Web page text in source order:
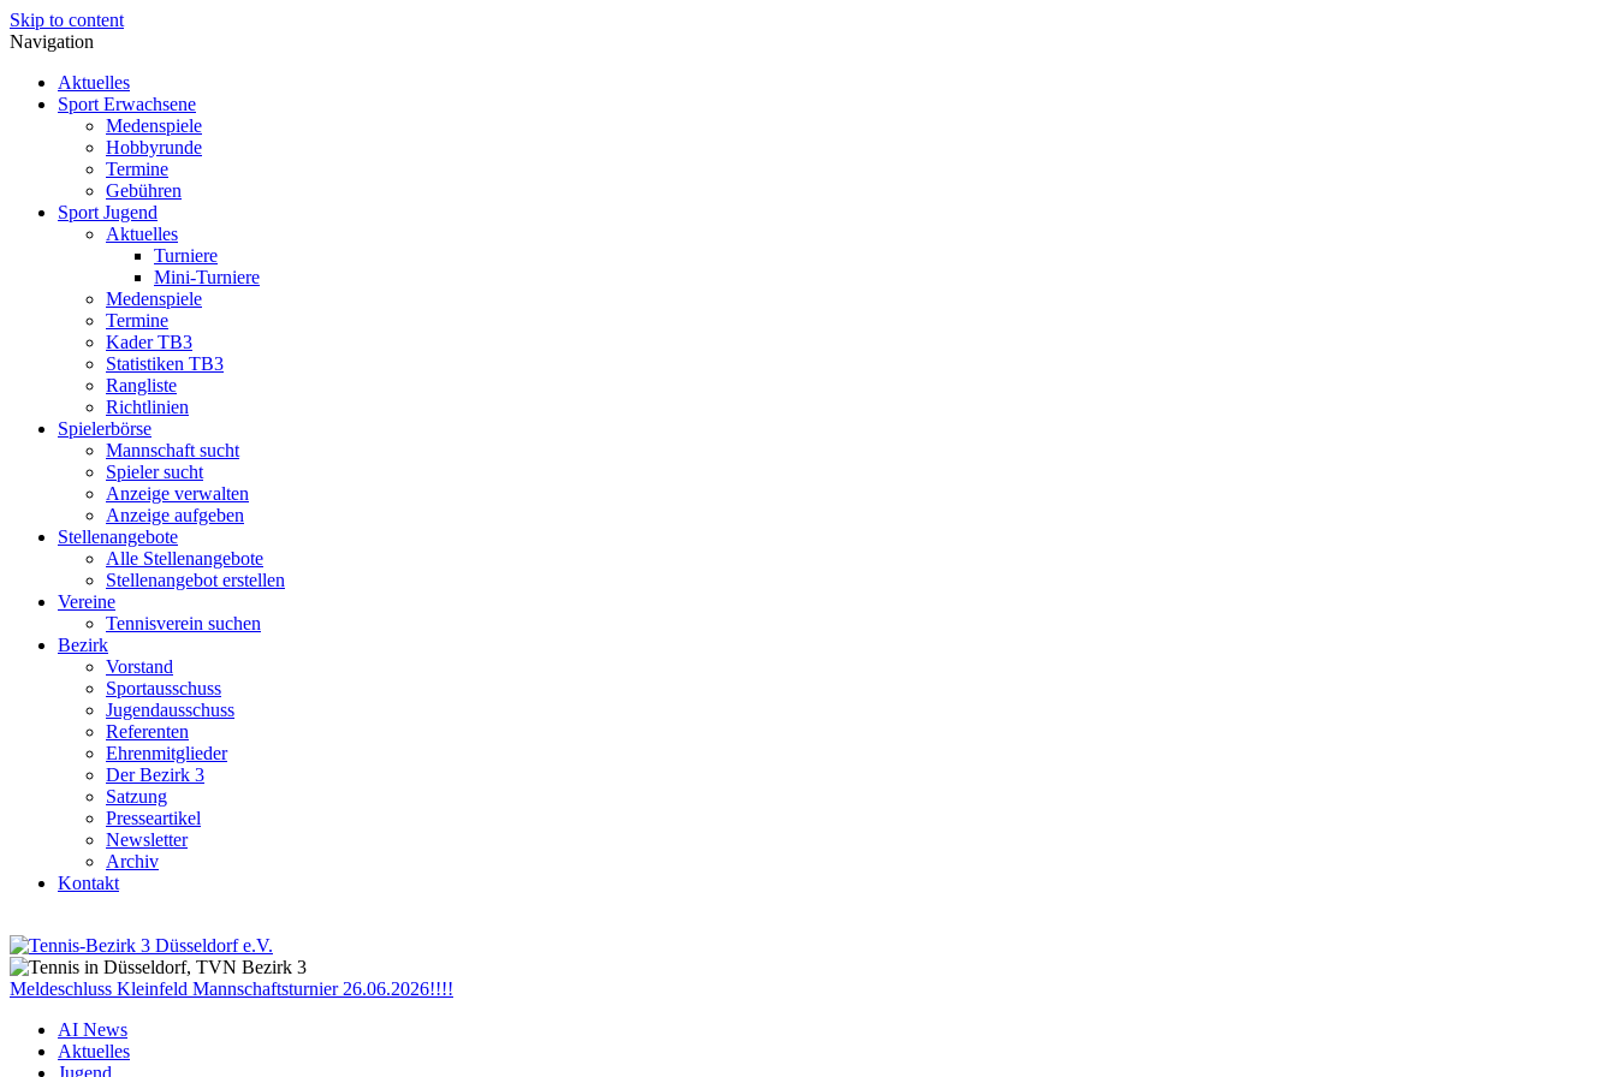
Skip to content
Navigation
Aktuelles
Sport Erwachsene
Medenspiele
Hobbyrunde
Termine
Gebühren
Sport Jugend
Aktuelles
Turniere
Mini-Turniere
Medenspiele
Termine
Kader TB3
Statistiken TB3
Rangliste
Richtlinien
Spielerbörse
Mannschaft sucht
Spieler sucht
Anzeige verwalten
Anzeige aufgeben
Stellenangebote
Alle Stellenangebote
Stellenangebot erstellen
Vereine
Tennisverein suchen
Bezirk
Vorstand
Sportausschuss
Jugendausschuss
Referenten
Ehrenmitglieder
Der Bezirk 3
Satzung
Presseartikel
Newsletter
Archiv
Kontakt
Meldeschluss Kleinfeld Mannschaftsturnier 26.06.2026!!!!
AI News
Aktuelles
Jugend